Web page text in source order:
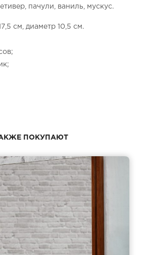
пачули, ваниль, мускус.
см, диаметр 10,5 см.
ПОКУПАЮТ